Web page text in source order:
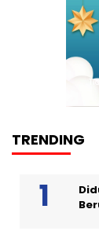
TRENDING